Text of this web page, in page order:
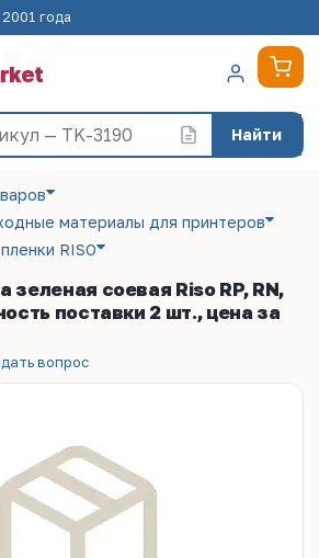
года
Найти
материалы для принтеров
RISO
зеленая соевая Riso RP, RN,
поставки 2 шт., цена за
вопрос